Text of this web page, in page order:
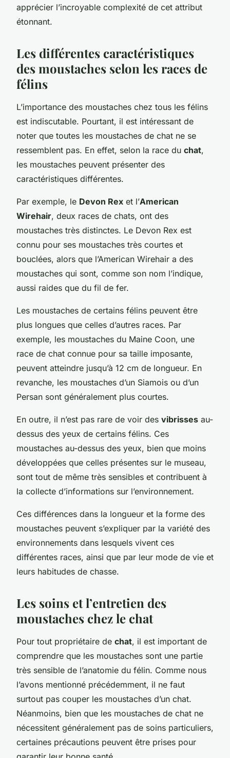
apprécier l’incroyable complexité de cet attribut
étonnant.
Les différentes caractéristiques
des moustaches selon les races de
félins
L’importance des moustaches chez tous les félins
est indiscutable. Pourtant, il est intéressant de
noter que toutes les moustaches de chat ne se
ressemblent pas. En effet, selon la race du chat,
les moustaches peuvent présenter des
caractéristiques différentes.
Par exemple, le Devon Rex et l’American
Wirehair, deux races de chats, ont des
moustaches très distinctes. Le Devon Rex est
connu pour ses moustaches très courtes et
bouclées, alors que l’American Wirehair a des
moustaches qui sont, comme son nom l’indique,
aussi raides que du fil de fer.
Les moustaches de certains félins peuvent être
plus longues que celles d’autres races. Par
exemple, les moustaches du Maine Coon, une
race de chat connue pour sa taille imposante,
peuvent atteindre jusqu’à 12 cm de longueur. En
revanche, les moustaches d’un Siamois ou d’un
Persan sont généralement plus courtes.
En outre, il n’est pas rare de voir des vibrisses au-
dessus des yeux de certains félins. Ces
moustaches au-dessus des yeux, bien que moins
développées que celles présentes sur le museau,
sont tout de même très sensibles et contribuent à
la collecte d’informations sur l’environnement.
Ces différences dans la longueur et la forme des
moustaches peuvent s’expliquer par la variété des
environnements dans lesquels vivent ces
différentes races, ainsi que par leur mode de vie et
leurs habitudes de chasse.
Les soins et l’entretien des
moustaches chez le chat
Pour tout propriétaire de chat, il est important de
comprendre que les moustaches sont une partie
très sensible de l’anatomie du félin. Comme nous
l’avons mentionné précédemment, il ne faut
surtout pas couper les moustaches d’un chat.
Néanmoins, bien que les moustaches de chat ne
nécessitent généralement pas de soins particuliers,
certaines précautions peuvent être prises pour